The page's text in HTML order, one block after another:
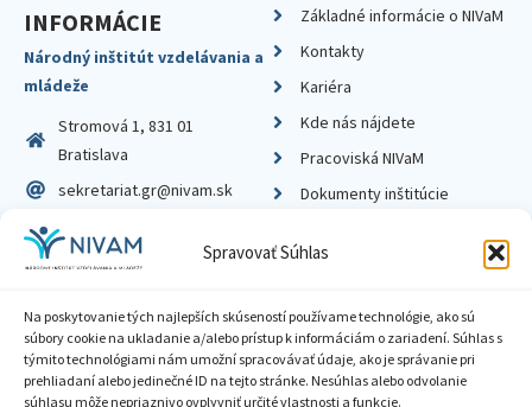
Spravovať Súhlas
Na poskytovanie tých najlepších skúseností používame technológie, ako sú
súbory cookie na ukladanie a/alebo prístup k informáciám o zariadení. Súhlas s
týmito technológiami nám umožní spracovávať údaje, ako je správanie pri
prehliadaní alebo jedinečné ID na tejto stránke. Nesúhlas alebo odvolanie
súhlasu môže nepriaznivo ovplyvniť určité vlastnosti a funkcie.
INFORMÁCIE
Národný inštitút vzdelávania a
mládeže
Stromová 1, 831 01
Bratislava
sekretariat.gr@nivam.sk
IČO: 00164348
DIČ: 2020798714
Základné informácie o NIVaM
Kontakty
Kariéra
Kde nás nájdete
Pracoviská NIVaM
Dokumenty inštitúcie
Zásady ochrany súkromia